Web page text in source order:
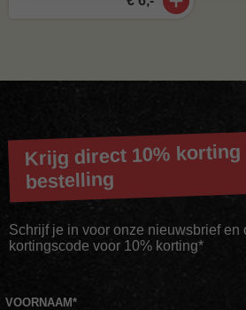
Krijg direct 10%
bestelling
Schrijf je in voor onze nieuwsbrief en
kortingscode voor 10% korting*
VOORNAAM*